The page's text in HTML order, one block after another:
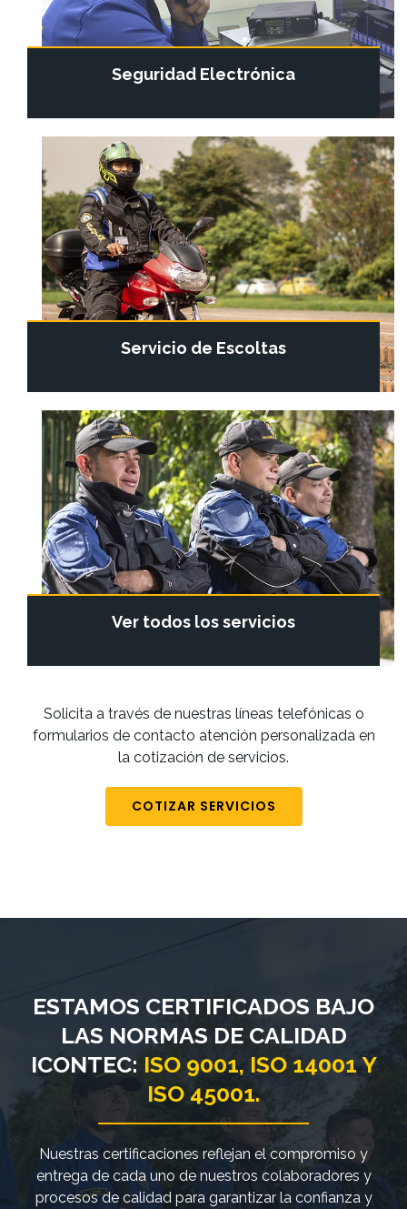
Seguridad Electrónica
Servicio de Escoltas
Ver todos los servicios
Solicita a través de nuestras líneas telefónicas o
formularios de contacto atención personalizada en
la cotización de servicios.
COTIZAR SERVICIOS
ESTAMOS CERTIFICADOS BAJO
LAS NORMAS DE CALIDAD
ICONTEC: ISO 9001, ISO 14001 Y
ISO 45001.
Nuestras certificaciones reflejan el compromiso y
entrega de cada uno de nuestros colaboradores y
procesos de calidad para garantizar la confianza y